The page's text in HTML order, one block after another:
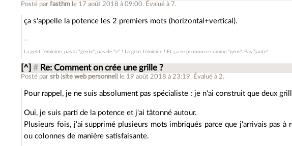
Posté parfasthm le 17 août 2018 à 09:00. Évalué à7.
ça s'appelle la potence les 2 premiers mots (horizontal+vertical).
La gent féminine, pas la "gente", pas de "e" ! La gent féminine ! Et ça se prononce comme "gens". Pas "jante".
[^] # Re: Comment on crée une grille ?
Posté parsrb(site web personnel ) le 19 août 2018 à 23:19. Évalué à 2.
Pour rappel, je ne suis absolument pas spécialiste : je n'ai construit que deux
Oui, je suis parti de la potence et j'ai tâtonné autour.
Plusieurs fois, j'ai supprimé plusieurs mots imbriqués parce que j'arrivais pas à
ou colonnes de manière satisfaisante.